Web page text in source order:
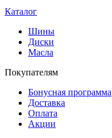
Каталог
Шины
Диски
Масла
Покупателям
Бонусная программа
Доставка
Оплата
Акции